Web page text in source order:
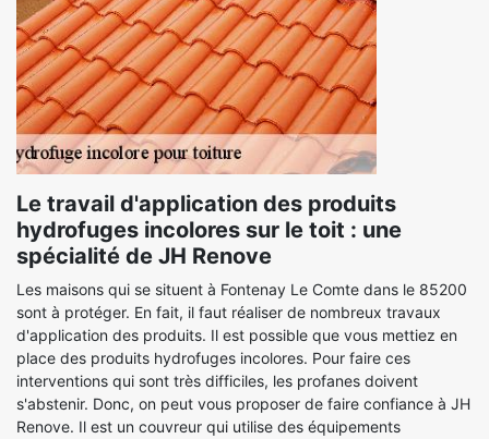
Le travail d'application des produits
hydrofuges incolores sur le toit : une
spécialité de JH Renove
Les maisons qui se situent à Fontenay Le Comte dans le 85200
sont à protéger. En fait, il faut réaliser de nombreux travaux
d'application des produits. Il est possible que vous mettiez en
place des produits hydrofuges incolores. Pour faire ces
interventions qui sont très difficiles, les profanes doivent
s'abstenir. Donc, on peut vous proposer de faire confiance à JH
Renove. Il est un couvreur qui utilise des équipements